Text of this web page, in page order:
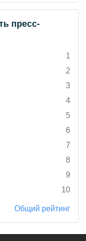
пресс-
1
2
3
4
5
6
7
8
9
10
Общий рейтинг